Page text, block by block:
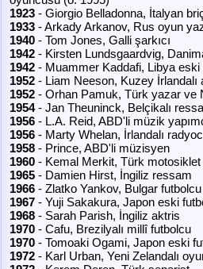
1923 - Giorgio Belladonna, İtalyan
1933 - Arkady Arkanov, Rus oyun
1940 - Tom Jones, Galli şarkıcı
1942 - Kirsten Lundsgaardvig,
1942 - Muammer Kaddafi, Libya eski
1952 - Liam Neeson, Kuzey İrlandalı
1952 - Orhan Pamuk, Türk yazar ve
1954- Jan Theuninck, Belçikalı
1956 - L.A. Reid, ABD'li müzik
1956 - Marty Whelan, İrlandalı
1958 - Prince, ABD'li müzisyen
1960 - Kemal Merkit, Türk motosiklet
1965 - Damien Hirst, İngiliz ressam
1966 - Zlatko Yankov, Bulgar futbolcu
1967 - Yuji Sakakura, Japon eski
1968 - Sarah Parish, İngiliz aktris
1970 - Cafu, Brezilyalı millî futbolcu
1970 - Tomoaki Ogami, Japon eski
1972 - Karl Urban, Yeni Zelandalı